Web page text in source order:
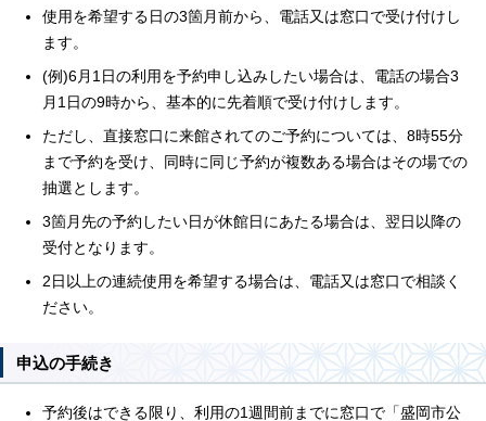
使用を希望する日の3箇月前から、電話又は窓口で受け付けし
ます。
(例)6月1日の利用を予約申し込みしたい場合は、電話の場合3
月1日の9時から、基本的に先着順で受け付けします。
ただし、直接窓口に来館されてのご予約については、8時55分
まで予約を受け、同時に同じ予約が複数ある場合はその場での
抽選とします。
3箇月先の予約したい日が休館日にあたる場合は、翌日以降の
受付となります。
2日以上の連続使用を希望する場合は、電話又は窓口で相談く
ださい。
申込の手続き
予約後はできる限り、利用の1週間前までに窓口で「盛岡市公